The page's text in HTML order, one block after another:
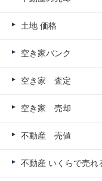
土地 価格
空き家バンク
空き家 査定
空き家 売却
不動産 売値
不動産 いくらで売れ